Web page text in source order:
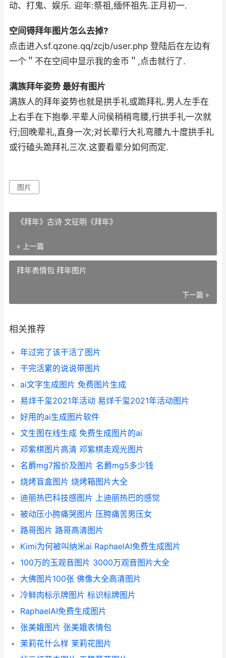
动、打鬼、娱乐. 迎年:祭祖,缅怀祖先.正月初一.
空间锝拜年图片怎么去掉?
点击进入sf.qzone.qq/zcjb/user.php 登陆后在左边有
一个＂不在空间中显示我的金币＂,点击就行了.
满族拜年姿势 最好有图片
满族人的拜年姿势也就是拱手礼或跪拜礼.男人左手在
上右手在下抱拳.平辈人问侯稍稍弯腰,行拱手礼一次就
行;回晚辈礼,直身一次;对长辈行大礼弯腰九十度拱手礼
或行磕头跪拜礼三次.这要看辈分如何而定.
图片
《拜年》古诗 文征明《拜年》
« 上一篇
拜年表情包 拜年图片
下一篇 »
相关推荐
年过完了该干活了图片
干完活累的说说带图片
ai文字生成图片 免费图片生成
易烊千玺2021年活动 易烊千玺2021年活动图片
好用的ai生成图片软件
文生图在线生成 免费生成图片的ai
邓紫棋图片高清 邓紫棋走观光图片
名爵mg7报价及图片 名爵mg5多少钱
烧烤盲盒图片 烧烤箱图片大全
迪丽热巴科技感图片 上迪丽热巴的感觉
被动压小胯痛哭图片 压胯痛苦男压女
路哥图片 路哥高清图片
Kimi为何被叫纳米ai RaphaelAI免费生成图片
100万的玉观音图片 3000万观音图片大全
大佛图片100张 佛像大全高清图片
冷鲜肉标示牌图片 标识标牌图片
RaphaelAI免费生成图片
张美娥图片 张美娥表情包
茉莉花什么样 茉莉花图片